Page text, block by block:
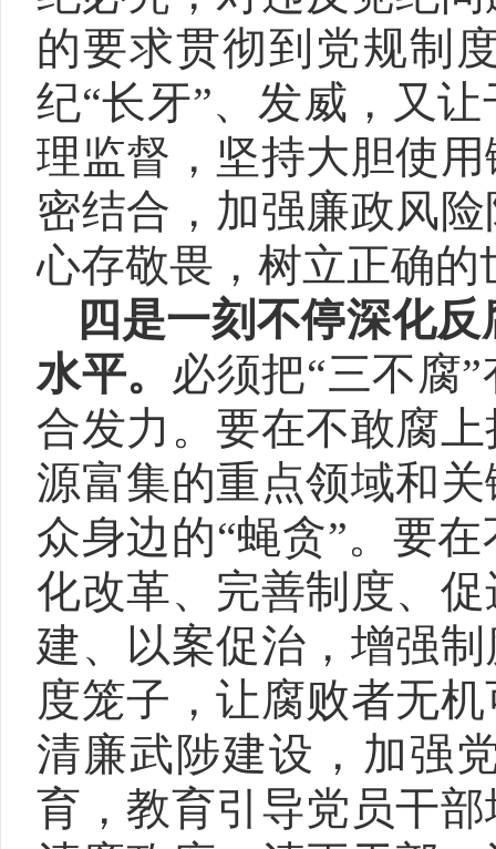
的要求贯彻到党规制
纪“长牙”、发威，又
理监督，坚持大胆使
密结合，加强廉政风
心存敬畏，树立正确
四是一刻不停深化
水平。 必须把“三不腐
合发力。要在不敢腐
源富集的重点领域和
众身边的“蝇贪”。要
化改革、完善制度、
建、以案促治，增强
度笼子，让腐败者无
清廉武陟建设，加强
育，教育引导党员干